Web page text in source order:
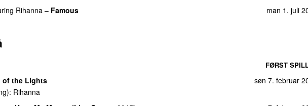
søn 7. februar
søn 7. februar
Chris Brown) søn 16. oktober
Sean Paul
Rihanna – Famous man 1. juli
FØRST
of the Lights søn 7. februar
: Rihanna